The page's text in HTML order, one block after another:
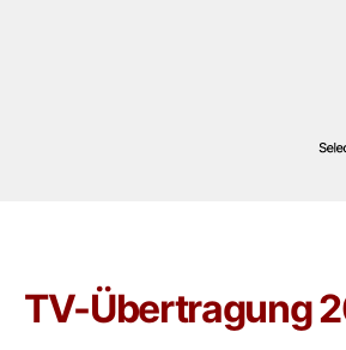
TV-Übertragung